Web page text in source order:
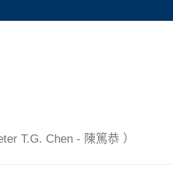
T.G. Chen - 陳篤恭 ）